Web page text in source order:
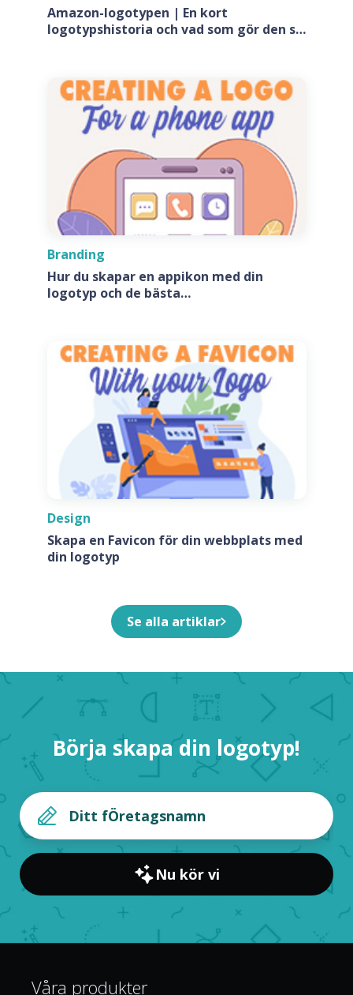
Amazon-logotypen | En kort
logotypshistoria och vad som gör den så
Branding
Hur du skapar en appikon med din
logotyp och de bästa
Design
Skapa en Favicon för din webbplats med
din logotyp
Se alla artiklar
Börja skapa din logotyp!
Nu kör vi
Våra produkter